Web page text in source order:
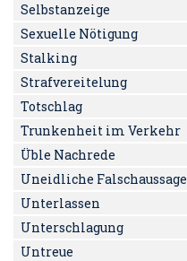
Selbstanzeige
Sexuelle Nötigung
Stalking
Strafvereitelung
Totschlag
Trunkenheit im Verkehr
Üble Nachrede
Uneidliche Falschaussage
Unterlassen
Unterschlagung
Untreue